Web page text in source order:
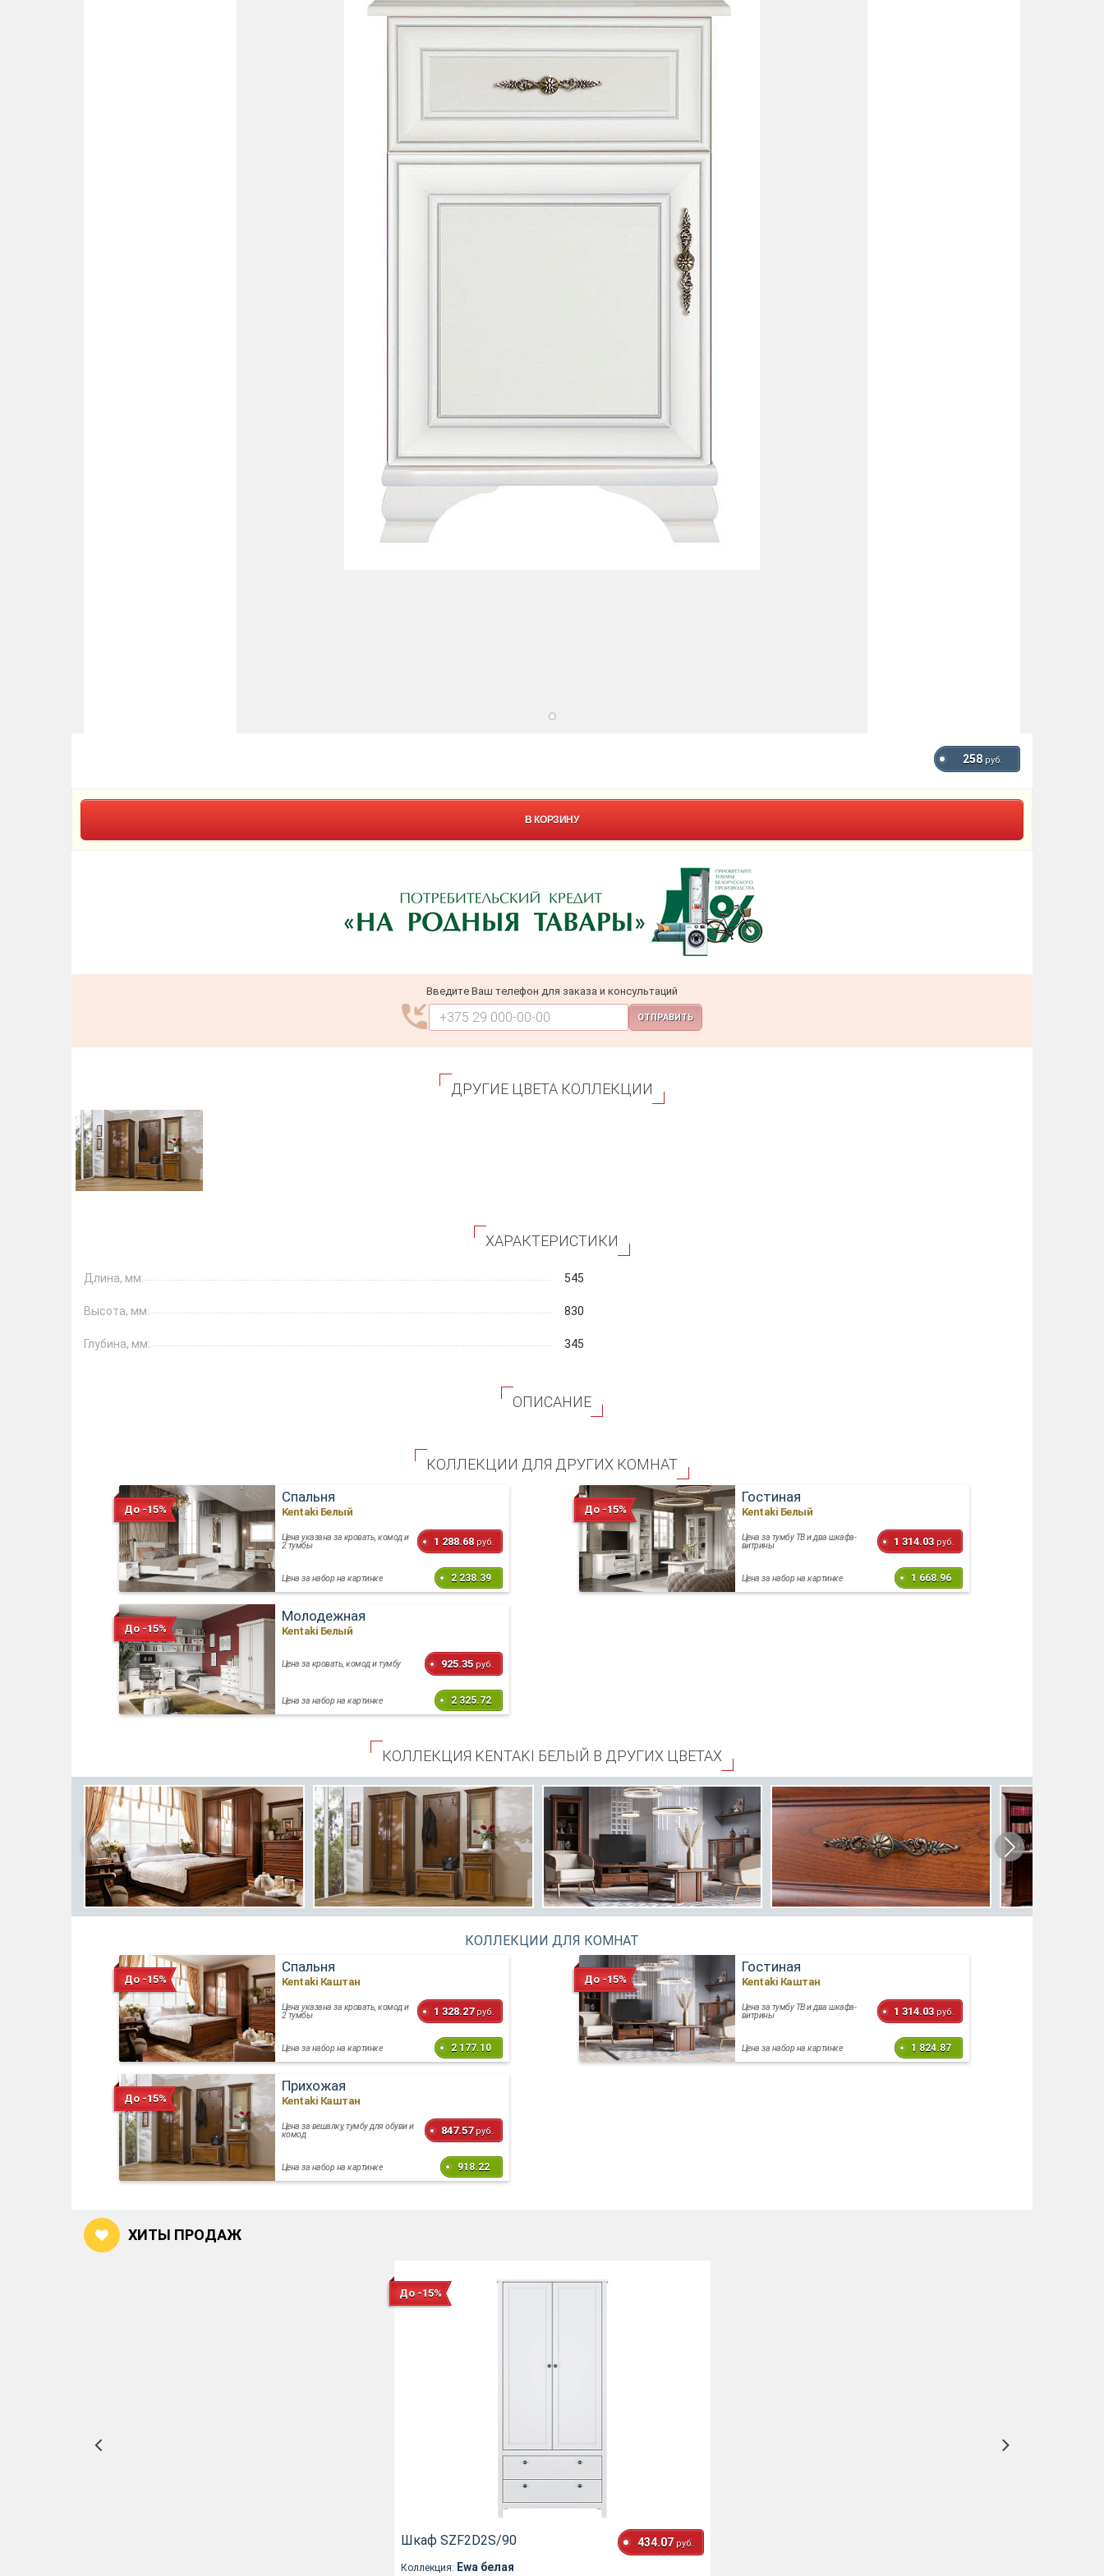
258 руб.
В КОРЗИНУ
Введите Ваш телефон для заказа и консультаций
ОТПРАВИТЬ
ДРУГИЕ ЦВЕТА КОЛЛЕКЦИИ
ХАРАКТЕРИСТИКИ
Длина, мм: 545
Высота, мм: 830
Глубина, мм: 345
ОПИСАНИЕ
КОЛЛЕКЦИИ ДЛЯ ДРУГИХ КОМНАТ
До -15%
Спальня
Kentaki Белый
Цена указана за кровать, комод и
2 тумбы 1 288.68 руб.
Цена за набор на картинке 2 238.39
До -15%
Гостиная
Kentaki Белый
Цена за тумбу ТВ и два шкафа-
витрины 1 314.03 руб.
Цена за набор на картинке 1 668.96
До -15%
Молодежная
Kentaki Белый
Цена за кровать, комод и тумбу 925.35 руб.
Цена за набор на картинке 2 325.72
КОЛЛЕКЦИЯ KENTAKI БЕЛЫЙ В ДРУГИХ ЦВЕТАХ
КОЛЛЕКЦИИ ДЛЯ КОМНАТ
До -15%
Спальня
Kentaki Каштан
Цена указана за кровать, комод и
2 тумбы 1 328.27 руб.
Цена за набор на картинке 2 177.10
До -15%
Гостиная
Kentaki Каштан
Цена за тумбу ТВ и два шкафа-
витрины 1 314.03 руб.
Цена за набор на картинке 1 824.87
До -15%
Прихожая
Kentaki Каштан
Цена за вешалку, тумбу для обуви и
комод 847.57 руб.
Цена за набор на картинке 918.22
ХИТЫ ПРОДАЖ
До -15%
Шкаф SZF2D2S/90 434.07 руб.
Коллекция: Ewa белая